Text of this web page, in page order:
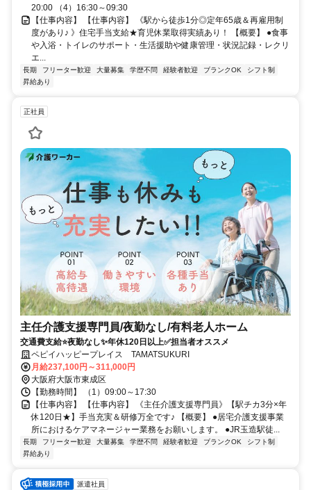
20:00 （4）16:30～09:30
【仕事内容】 【仕事内容】 《駅から徒歩1分◎定年65歳＆再雇用制
度があり♪ 》住宅手当支給★育児休業取得実績あり！ 【概要】 ●食事
や入浴・トイレのサポート・生活援助や健康管理・状況記録・レクリ
エ...
長期 フリーター歓迎 大量募集 学歴不問 経験者歓迎 ブランクOK
シフト制
昇給あり
正社員
主任介護支援専門員/夜勤なし/有料老人ホーム
交通費支給⭐️夜勤なし✨年休120日以上✅️担当者オススメ
ペピイハッピープレイス TAMATSUKURI
月給237,100円～311,000円
大阪府大阪市東成区
【勤務時間】 （1）09:00～17:30
【仕事内容】 【仕事内容】 《主任介護支援専門員》【駅チカ3分×年
休120日★】手当充実＆研修万全です♪ 【概要】 ●居宅介護支援事業
所におけるケアマネージャー業務をお願いします。 ●JR玉造駅徒...
長期 フリーター歓迎 大量募集 学歴不問 経験者歓迎 ブランクOK
シフト制
昇給あり
派遣社員